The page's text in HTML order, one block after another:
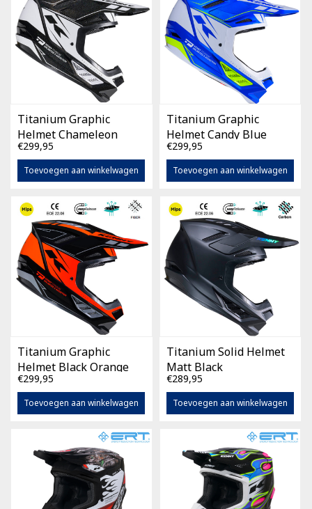
Titanium Graphic
Helmet Chameleon
Black
€299,95
Toevoegen aan winkelwagen
Titanium Graphic
Helmet Candy Blue
€299,95
Toevoegen aan winkelwagen
Titanium Graphic
Helmet Black Orange
Gradient
€299,95
Toevoegen aan winkelwagen
Titanium Solid Helmet
Matt Black
€289,95
Toevoegen aan winkelwagen